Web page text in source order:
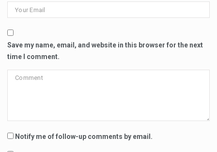
Save my name, email, and website in this browser for the next
time I comment.
Notify me of follow-up comments by email.